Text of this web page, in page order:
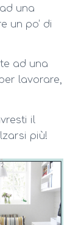
una
un po’ di
ad una
lavorare,
il
più!